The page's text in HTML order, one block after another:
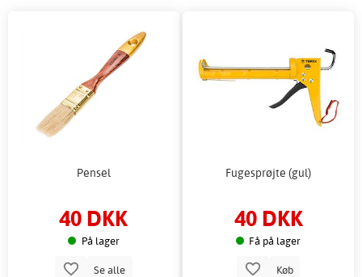
Pensel
40 DKK
På lager
Se alle
Fugesprøjte (gul)
40 DKK
Få på lager
Køb